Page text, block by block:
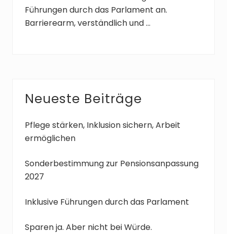
Führungen durch das Parlament an.
Barrierearm, verständlich und …
Seitenspalte
Neueste Beiträge
Pflege stärken, Inklusion sichern, Arbeit
ermöglichen
Sonderbestimmung zur Pensionsanpassung
2027
Inklusive Führungen durch das Parlament
Sparen ja. Aber nicht bei Würde.